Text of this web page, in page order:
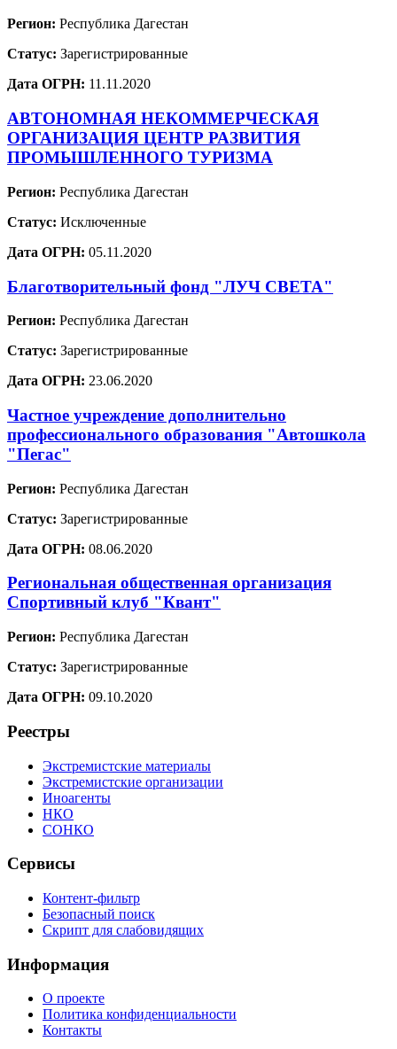
Регион: Республика Дагестан
Статус: Зарегистрированные
Дата ОГРН: 11.11.2020
АВТОНОМНАЯ НЕКОММЕРЧЕСКАЯ
ОРГАНИЗАЦИЯ ЦЕНТР РАЗВИТИЯ
ПРОМЫШЛЕННОГО ТУРИЗМА
Регион: Республика Дагестан
Статус: Исключенные
Дата ОГРН: 05.11.2020
Благотворительный фонд "ЛУЧ СВЕТА"
Регион: Республика Дагестан
Статус: Зарегистрированные
Дата ОГРН: 23.06.2020
Частное учреждение дополнительно
профессионального образования "Автошкола
"Пегас"
Регион: Республика Дагестан
Статус: Зарегистрированные
Дата ОГРН: 08.06.2020
Региональная общественная организация
Спортивный клуб "Квант"
Регион: Республика Дагестан
Статус: Зарегистрированные
Дата ОГРН: 09.10.2020
Реестры
Экстремистские материалы
Экстремистские организации
Иноагенты
НКО
СОНКО
Сервисы
Контент-фильтр
Безопасный поиск
Скрипт для слабовидящих
Информация
О проекте
Политика конфиденциальности
Контакты